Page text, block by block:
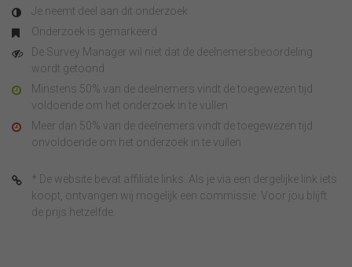
Je neemt deel aan dit onderzoek
Onderzoek is gemarkeerd
De Survey Manager wil niet dat de deelnemersbeoordeling
wordt getoond
Minstens 50% van de deelnemers vindt de toegewezen tijd
voldoende om het onderzoek in te vullen
Meer dan 50% van de deelnemers vindt de toegewezen tijd
onvoldoende om het onderzoek in te vullen
* De website bevat affiliate links. Als je via een dergelijke link iets
koopt, ontvangen wij mogelijk een commissie. Voor jou blijft
de prijs hetzelfde.